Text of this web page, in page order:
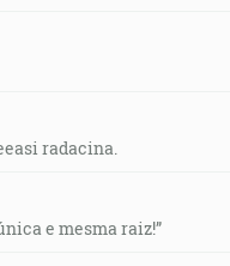
radacina.
e mesma raiz!”